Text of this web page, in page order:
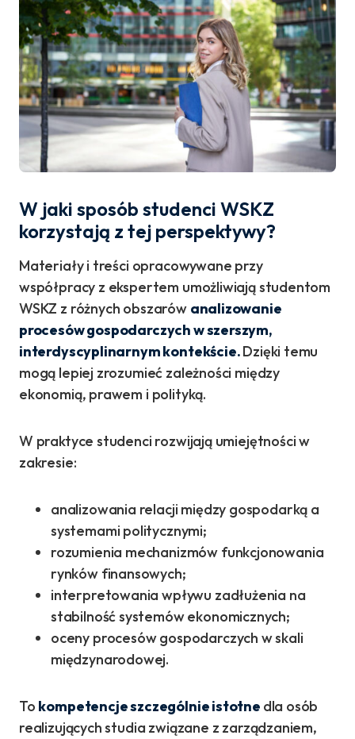
W jaki sposób studenci WSKZ
korzystają z tej perspektywy?
Materiały i treści opracowywane przy
współpracy z ekspertem umożliwiają studentom
WSKZ z różnych obszarów analizowanie
procesów gospodarczych w szerszym,
interdyscyplinarnym kontekście.Dzięki temu
mogą lepiej zrozumieć zależności między
ekonomią, prawem i polityką.
W praktyce studenci rozwijają umiejętności w
zakresie:
analizowania relacji między gospodarką a
systemami politycznymi;
rozumienia mechanizmów funkcjonowania
rynków finansowych;
interpretowania wpływu zadłużenia na
stabilność systemów ekonomicznych;
oceny procesów gospodarczych w skali
międzynarodowej.
To kompetencje szczególnie istotne dla osób
realizujących studia związane z zarządzaniem,